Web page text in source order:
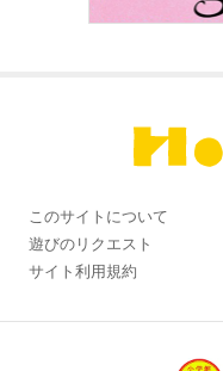
このサイトについて
遊びのリクエスト
サイト利用規約